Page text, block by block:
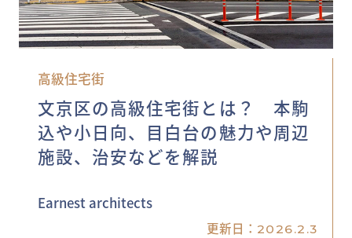
高級住宅街
文京区の高級住宅街とは？ 本駒
込や小日向、目白台の魅力や周辺
施設、治安などを解説
Earnest architects
更新日： 2026.2.3